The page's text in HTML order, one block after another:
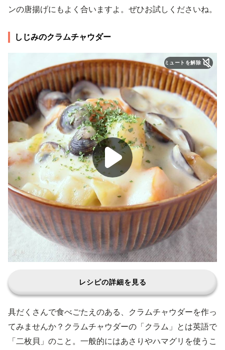
ンの唐揚げにもよく合いますよ。ぜひお試しくださいね。
しじみのクラムチャウダー
ミュートを解除
レシピの詳細を見る
具だくさんで食べごたえのある、クラムチャウダーを作っ
てみませんか？クラムチャウダーの「クラム」とは英語で
「二枚貝」のこと。一般的にはあさりやハマグリを使うこ